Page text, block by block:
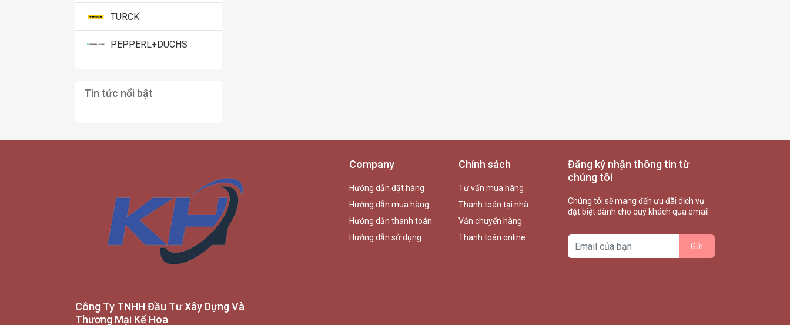
TURCK
PEPPERL+DUCHS
Tin tức nổi bật
Công Ty TNHH Đầu Tư Xây Dựng Và
Thương Mại Kế Hoa
Company
Hướng dẫn đặt hàng
Hướng dẫn mua hàng
Hướng dẫn thanh toán
Hướng dẫn sử dụng
Chính sách
Tư vấn mua hàng
Thanh toán tại nhà
Vận chuyển hàng
Thanh toán online
Đăng ký nhận thông tin từ
chúng tôi
Chúng tôi sẽ mang đến ưu đãi dịch vụ
đặt biệt dành cho quý khách qua email